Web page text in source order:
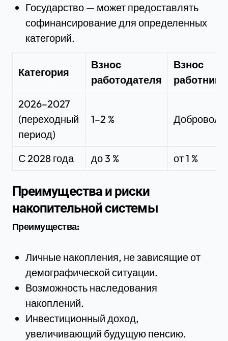
Государство — может предоставлять
софинансирование для определенных
категорий.
Категория
Взнос
работодателя
Взнос
работника
2026–2027
(переходный
период)
1–2 %
С 2028 года до 3 % от 1 %
Преимущества и риски
накопительной системы
Преимущества:
Личные накопления, не зависящие от
демографической ситуации.
Возможность наследования
накоплений.
Инвестиционный доход,
увеличивающий будущую пенсию.